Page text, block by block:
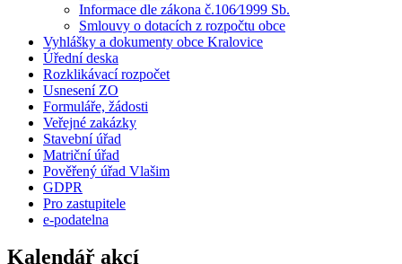
Informace dle zákona č.106⁄1999 Sb.
Smlouvy o dotacích z rozpočtu obce
Vyhlášky a dokumenty obce Kralovice
Úřední deska
Rozklikávací rozpočet
Usnesení ZO
Formuláře, žádosti
Veřejné zakázky
Stavební úřad
Matriční úřad
Pověřený úřad Vlašim
GDPR
Pro zastupitele
e-podatelna
Kalendář akcí